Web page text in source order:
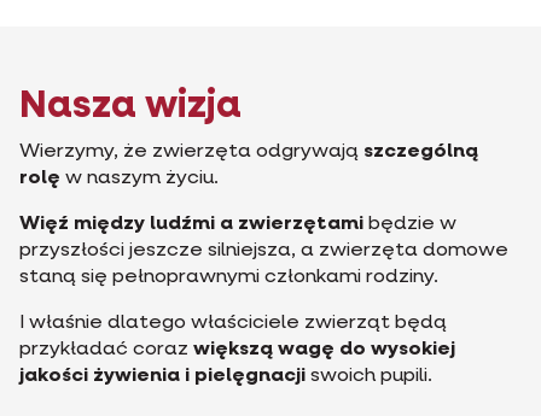
Nasza wizja
Wierzymy, że zwierzęta odgrywają szczególną
rolę w naszym życiu.
Więź między ludźmi a zwierzętami będzie w
przyszłości jeszcze silniejsza, a zwierzęta domowe
staną się pełnoprawnymi członkami rodziny.
I właśnie dlatego właściciele zwierząt będą
przykładać coraz większą wagę do wysokiej
jakości żywienia i pielęgnacji swoich pupili.